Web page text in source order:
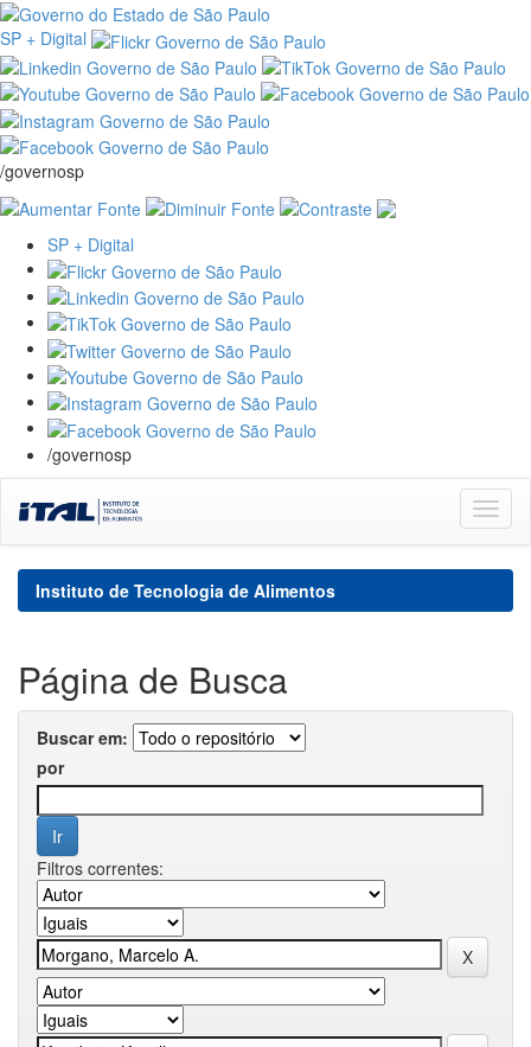
SP + Digital
/governosp
SP + Digital
/governosp
navigation
Instituto de Tecnologia de Alimentos
Página de Busca
Buscar em:
por
Filtros correntes: